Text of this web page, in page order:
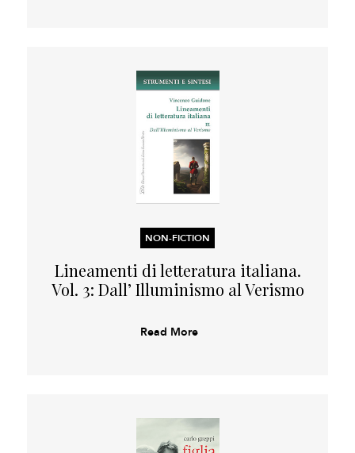
NON-FICTION
Lineamenti di letteratura italiana.
Vol. 3: Dall’ Illuminismo al Verismo
Read More